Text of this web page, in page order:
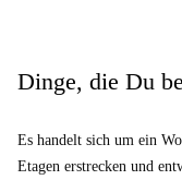
beinhaltet alle
Dinge, die Du
Es handelt sich um ein
Etagen erstrecken und